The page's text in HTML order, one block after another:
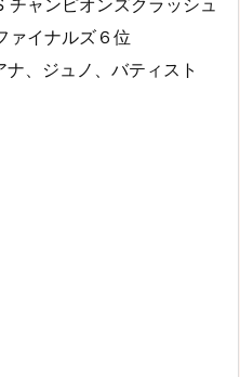
ァイナルズ６位
ナ、ジュノ、バティスト